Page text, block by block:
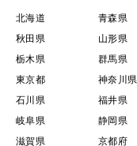
北海道 青森県
秋田県
山形県
栃木県
群馬県
東京都
神奈川県
石川県
福井県
岐阜県
静岡県
滋賀県
京都府